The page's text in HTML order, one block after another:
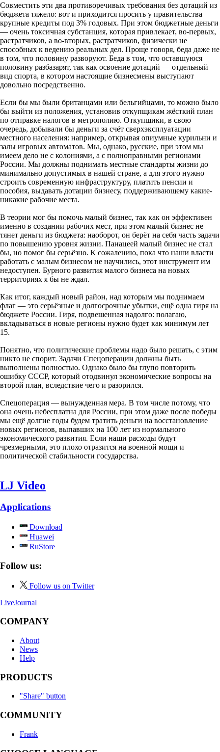
Совместить эти два противоречивых требования без дотаций из
бюджета тяжело: вот и приходится просить у правительства
крупные кредиты под 3% годовых. При этом бюджетные деньги
— очень токсичная субстанция, которая привлекает, во-первых,
растратчиков, а во-вторых, растратчиков, физически не
способных к ведению реальных дел. Проще говоря, беда даже не
в том, что половину разворуют. Беда в том, что оставшуюся
половину разбазарят, так как освоение дотаций — отдельный
вид спорта, в котором настоящие бизнесмены выступают
довольно посредственно.
Если бы мы были британцами или бельгийцами, то можно было
бы выйти из положения, установив откупщикам жёсткий план
по отправке налогов в метрополию. Откупщики, в свою
очередь, добывали бы деньги за счёт сверхэксплуатации
местного населения: например, открывая опиумные курильни и
залы игровых автоматов. Мы, однако, русские, при этом мы
имеем дело не с колониями, а с полноправными регионами
России. Мы должны поднимать местные стандарты жизни до
минимально допустимых в нашей стране, а для этого нужно
строить современную инфраструктуру, платить пенсии и
пособия, выдавать дотации бизнесу, поддерживающему какие-
никакие рабочие места.
В теории мог бы помочь малый бизнес, так как он эффективен
именно в создании рабочих мест, при этом малый бизнес не
тянет деньги из бюджета: наоборот, он берёт на себя часть задачи
по повышению уровня жизни. Панацеей малый бизнес не стал
бы, но помог бы серьёзно. К сожалению, пока что наши власти
работать с малым бизнесом не научились, этот инструмент им
недоступен. Бурного развития малого бизнеса на новых
территориях я бы не ждал.
Как итог, каждый новый район, над которым мы поднимаем
флаг — это серьёзные и долгосрочные убытки, ещё одна гиря на
бюджете России. Гиря, подвешенная надолго: полагаю,
вкладываться в новые регионы нужно будет как минимум лет
15.
Понятно, что политические проблемы надо было решать, с этим
никто не спорит. Задачи Спецоперации должны быть
выполнены полностью. Однако было бы глупо повторить
ошибку СССР, который отодвинул экономические вопросы на
второй план, вследствие чего и разорился.
Спецоперация — вынужденная мера. В том числе потому, что
она очень небесплатна для России, при этом даже после победы
мы ещё долгие годы будем тратить деньги на восстановление
новых регионов, выпавших на 100 лет из нормального
экономического развития. Если наши расходы будут
чрезмерными, это плохо отразится на военной мощи и
политической стабильности государства.
LJ Video
Applications
Download
Huawei
RuStore
Follow us:
Follow us on Twitter
LiveJournal
COMPANY
About
News
Help
PRODUCTS
"Share" button
COMMUNITY
Frank